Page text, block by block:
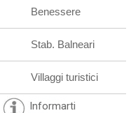
Benessere
Stab. Balneari
Villaggi turistici
Informarti